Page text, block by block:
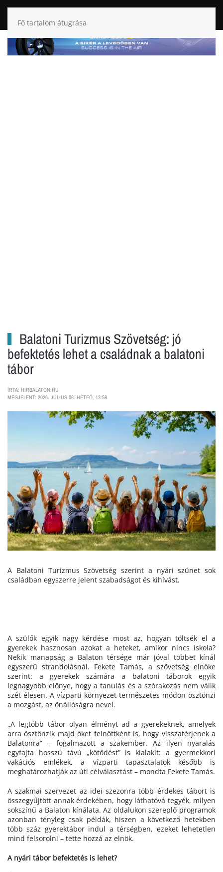
Fő tartalom átugrása
Balatoni Turizmus Szövetség: jó
befektetés lehet a családnak a balatoni
tábor
ÍRTA: HIRBALATON.HU
MEGJELENT: 2026. JÚLIUS 06. HÉTFŐ, 13:58
A Balatoni Turizmus Szövetség szerint a nyári szünet sok
családban egyszerre jelent szabadságot és kihívást.
A szülők egyik nagy kérdése most az, hogyan töltsék el a
gyerekek hasznosan azokat a heteket, amikor nincs iskola?
Nekik manapság a Balaton térsége már jóval többet kínál
egyszerű strandolásnál. Fekete Tamás, a szövetség elnöke
szerint: a gyerekek számára a balatoni táborok egyik
legnagyobb előnye, hogy a tanulás és a szórakozás nem válik
szét élesen. A vízparti környezet természetes módon ösztönzi
a mozgást, az önállóságra nevel.
„A legtöbb tábor olyan élményt ad a gyerekeknek, amelyek
arra ösztönzik majd őket felnőttként is, hogy visszatérjenek a
Balatonra” – fogalmazott a szakember. Az ilyen nyaralás
egyfajta hosszú távú „kötődést” is kialakít: a gyermekkori
vakációs emlékek, a vízparti tapasztalatok később is
meghatározhatják az úti célválasztást – mondta Fekete Tamás.
A szakmai szervezet az idei szezonra több érdekes tábort is
összegyűjtött annak érdekében, hogy láthatóvá tegyék, milyen
sokszínű a Balaton kínálata. Az oldalukon szereplő programok
azonban tényleg csak példák, hiszen a következő hetekben
több száz gyerektábor indul a térségben, ezeket lehetetlen
mind felsorolni – tette hozzá az elnök.
A nyári tábor befektetés is lehet?